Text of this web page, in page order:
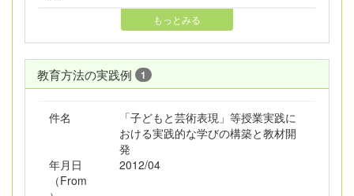
もっとみる
教育方法の実践例 1
件名
「子どもと芸術表現」等授業実践に
おける実践的な学びの構築と教材開
発
年月日
（From
2012/04